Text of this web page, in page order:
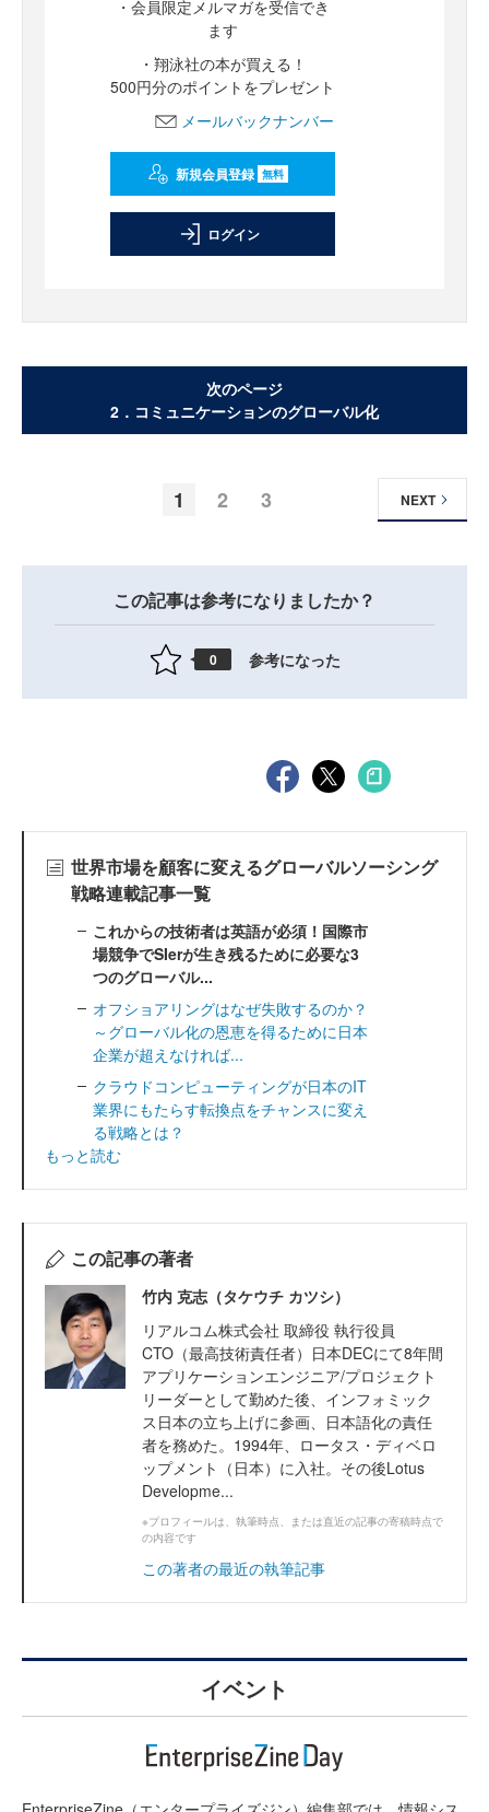
・会員限定メルマガを受信でき
ます
・翔泳社の本が買える！
500円分のポイントをプレゼント
メールバックナンバー
新規会員登録 無料
ログイン
次のページ
2．コミュニケーションのグローバル化
1 2 3 NEXT
この記事は参考になりましたか？
0 参考になった
世界市場を顧客に変えるグローバルソーシング
戦略連載記事一覧
これからの技術者は英語が必須！国際市
場競争でSIerが生き残るために必要な3
つのグローバル...
オフショアリングはなぜ失敗するのか？
～グローバル化の恩恵を得るために日本
企業が超えなければ...
クラウドコンピューティングが日本のIT
業界にもたらす転換点をチャンスに変え
る戦略とは？
もっと読む
この記事の著者
竹内 克志（タケウチ カツシ）
リアルコム株式会社 取締役 執行役員
CTO（最高技術責任者）日本DECにて8年間
アプリケーションエンジニア/プロジェクト
リーダーとして勤めた後、インフォミック
ス日本の立ち上げに参画、日本語化の責任
者を務めた。1994年、ロータス・ディベロ
ップメント（日本）に入社。その後Lotus
Developme...
※プロフィールは、執筆時点、または直近の記事の寄稿時点で
の内容です
この著者の最近の執筆記事
イベント